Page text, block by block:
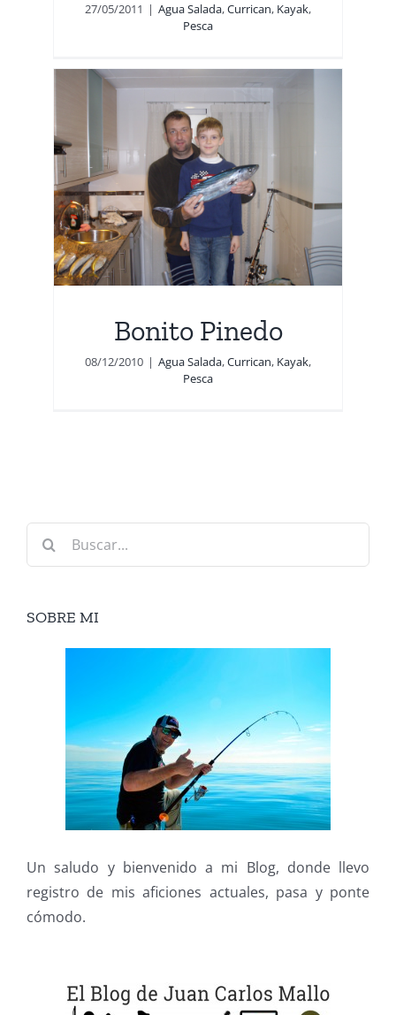
27/05/2011 | Agua Salada,Currican, Kayak,
Pesca
Bonito Pinedo
08/12/2010 | Agua Salada,Currican, Kayak,
Pesca
Buscar:
SOBRE MI
Un saludo y bienvenido a mi Blog, donde llevo
registro de mis aficiones actuales, pasa y ponte
cómodo.